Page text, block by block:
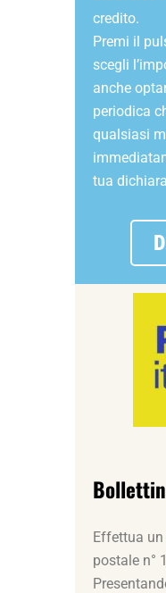
credito.
Premi il
scegli
anche
periodica
qualsiasi
tua
Effettua
postale n°